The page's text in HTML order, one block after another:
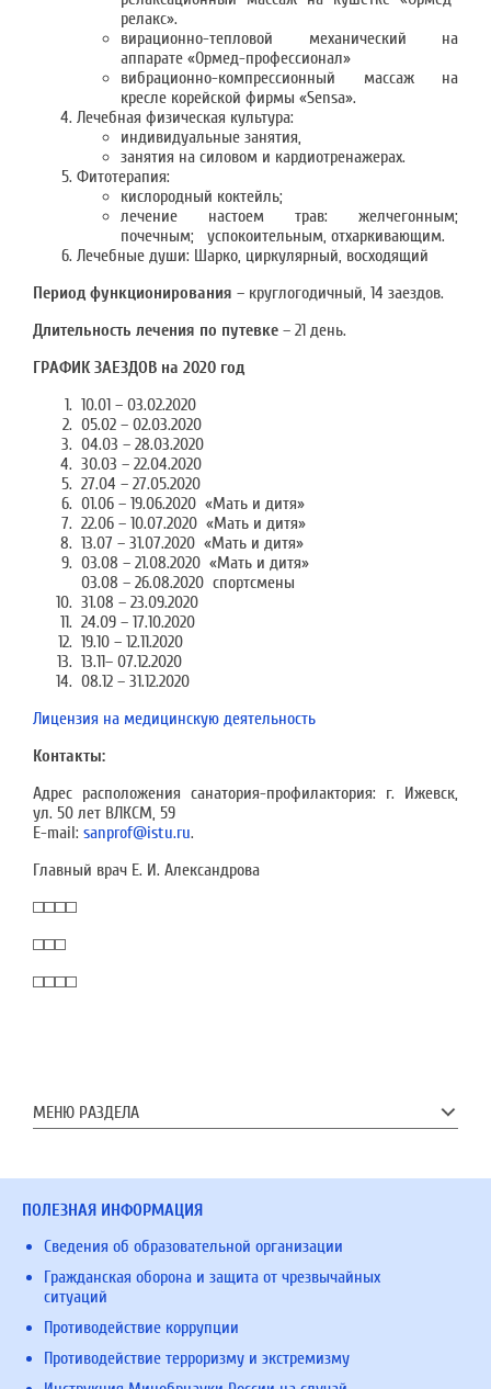
релакс».
вирационно-тепловой механический на
аппарате «Ормед-профессионал»
вибрационно-компрессионный массаж на
кресле корейской фирмы «Sensa».
Лечебная физическая культура:
индивидуальные занятия,
занятия на силовом и кардиотренажерах.
Фитотерапия:
кислородный коктейль;
лечение настоем трав: желчегонным;
почечным; успокоительным, отхаркивающим.
Лечебные души: Шарко, циркулярный, восходящий
Период функционирования – круглогодичный, 14 заездов.
Длительность лечения по путевке – 21 день.
ГРАФИК ЗАЕЗДОВ на 2020 год
10.01 – 03.02.2020
05.02 – 02.03.2020
04.03 – 28.03.2020
30.03 – 22.04.2020
27.04 – 27.05.2020
01.06 – 19.06.2020 «Мать и дитя»
22.06 – 10.07.2020 «Мать и дитя»
13.07 – 31.07.2020 «Мать и дитя»
03.08 – 21.08.2020 «Мать и дитя»
03.08 – 26.08.2020 спортсмены
31.08 – 23.09.2020
24.09 – 17.10.2020
19.10 – 12.11.2020
13.11– 07.12.2020
08.12 – 31.12.2020
Лицензия на медицинскую деятельность
Контакты:
Адрес расположения санатория-профилактория: г. Ижевск,
ул. 50 лет ВЛКСМ, 59
E-mail: sanprof@istu.ru.
Главный врач Е. И. Александрова
МЕНЮ РАЗДЕЛА
ПОЛЕЗНАЯ ИНФОРМАЦИЯ
Сведения об образовательной организации
Гражданская оборона и защита от чрезвычайных
ситуаций
Противодействие коррупции
Противодействие терроризму и экстремизму